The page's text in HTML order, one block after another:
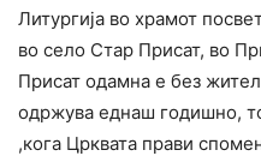
Литургија во храмот
во село Стар Присат, во
Присат одамна е без
одржува еднаш годишно,
,кога Црквата прави